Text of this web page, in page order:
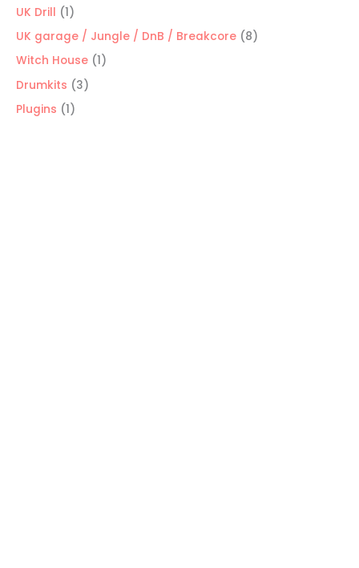
productos
UK Drill 11
producto
UK garage / Jungle / DnB / Breakcore 88
Witch House 11
Drumkits 33
Plugins 11